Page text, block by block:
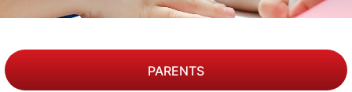
PARENTS